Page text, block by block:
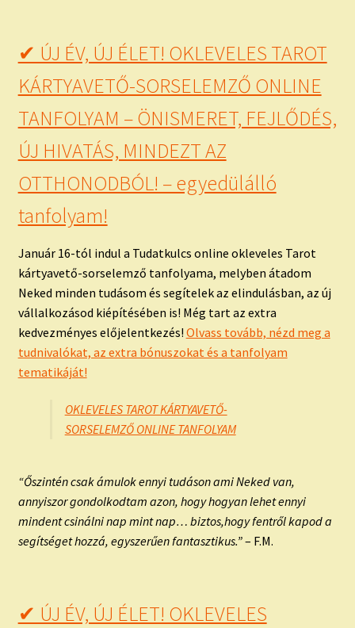
✔ ÚJ ÉV, ÚJ ÉLET! OKLEVELES TAROT
KÁRTYAVETŐ-SORSELEMZŐ ONLINE
TANFOLYAM – ÖNISMERET, FEJLŐDÉS,
ÚJ HIVATÁS, MINDEZT AZ
OTTHONODBÓL! – egyedülálló
tanfolyam!
Január 16-tól indul a Tudatkulcs online okleveles Tarot
kártyavető-sorselemző tanfolyama, melyben átadom
Neked minden tudásom és segítelek az elindulásban, az új
vállalkozásod kiépítésében is! Még tart az extra
kedvezményes előjelentkezés! Olvass tovább, nézd meg a
tudnivalókat, az extra bónuszokat és a tanfolyam
tematikáját!
OKLEVELES TAROT KÁRTYAVETŐ-
SORSELEMZŐ ONLINE TANFOLYAM
“Őszintén csak ámulok ennyi tudáson ami Neked van,
annyiszor gondolkodtam azon, hogy hogyan lehet ennyi
mindent csinálni nap mint nap… biztos,hogy fentről kapod a
segítséget hozzá, egyszerűen fantasztikus.”– F.M.
✔ ÚJ ÉV, ÚJ ÉLET! OKLEVELES